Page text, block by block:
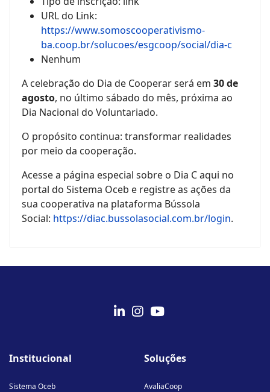
URL do Link:
https://www.somoscooperativismo-
ba.coop.br/solucoes/esgcoop/social/dia-c
Nenhum
A celebração do Dia de Cooperar será em 30 de
agosto, no último sábado do mês, próxima ao
Dia Nacional do Voluntariado.
O propósito continua: transformar realidades
por meio da cooperação.
Acesse a página especial sobre o Dia C aqui no
portal do Sistema Oceb e registre as ações da
sua cooperativa na plataforma Bússola
Social: https://diac.bussolasocial.com.br/login.
linkedin-
instagram
youtube
Institucional
Sistema Oceb
Soluções
AvaliaCoop